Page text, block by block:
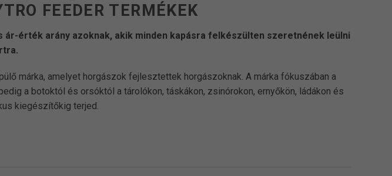
FEEDER TERMÉKEK
érték arány azoknak, akik minden kapásra felkészülten szeretnének leülni
márka, amelyet horgászok fejlesztettek horgászoknak. A márka fókuszában a
a botoktól és orsóktól a tárolókon, táskákon, zsinórokon, ernyőkön, ládákon és
kiegészítőkig terjed.